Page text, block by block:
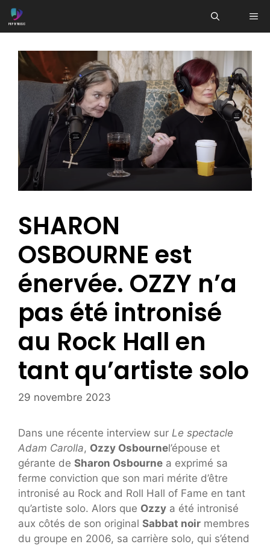
Aller
au
SHARON
OSBOURNE est
énervée. OZZY n’a
pas été intronisé
au Rock Hall en
tant qu’artiste solo
29 novembre 2023
Dans une récente interview sur Le spectacle
Adam Carolla, Ozzy Osbournel’épouse et
gérante de Sharon Osbourne a exprimé sa
ferme conviction que son mari mérite d’être
intronisé au Rock and Roll Hall of Fame en tant
qu’artiste solo. Alors que Ozzy a été intronisé
aux côtés de son original Sabbat noir membres
du groupe en 2006, sa carrière solo, qui s’étend